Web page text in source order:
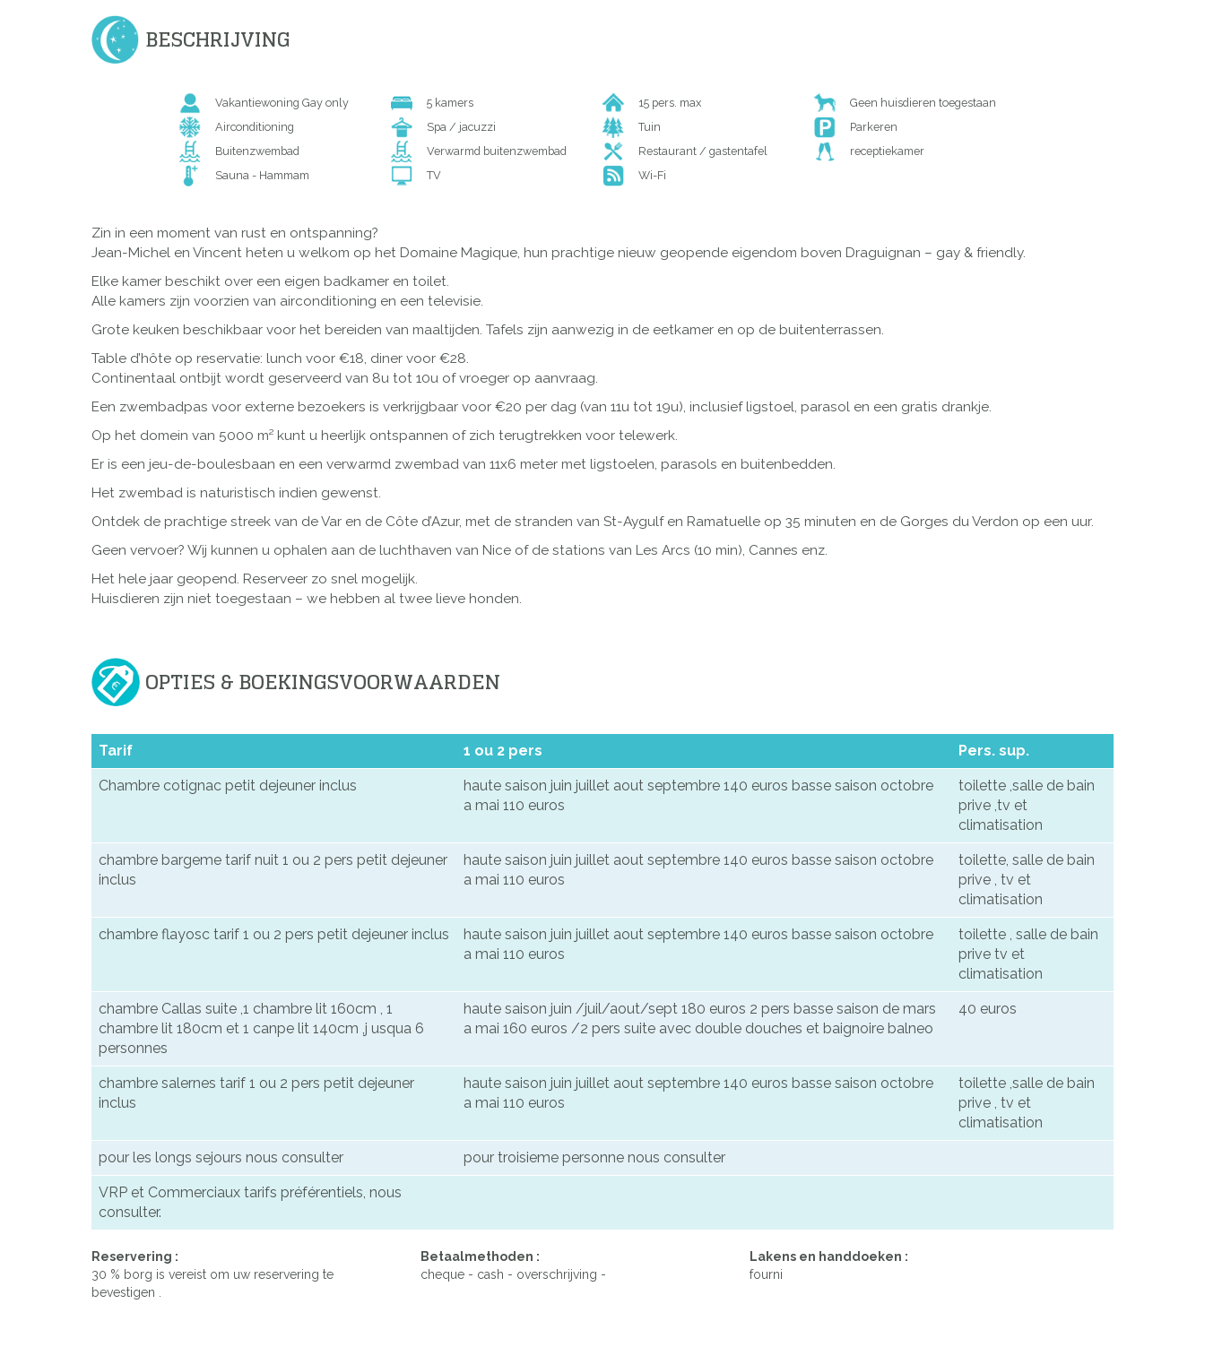
BESCHRIJVING
Vakantiewoning Gay only 5 kamers 15 pers. max
Geen huisdieren toegestaan
Airconditioning
Spa / jacuzzi Tuin
Parkeren
Buitenzwembad
Verwarmd buitenzwembad Restaurant / gastentafel
receptiekamer
Sauna - Hammam
TV Wi-Fi
Zin in een moment van rust en ontspanning?
Jean-Michel en Vincent heten u welkom op het Domaine Magique, hun prachtige nieuw geopende eigendom boven Draguignan – gay & friendly.
Elke kamer beschikt over een eigen badkamer en toilet.
Alle kamers zijn voorzien van airconditioning en een televisie.
Grote keuken beschikbaar voor het bereiden van maaltijden. Tafels zijn aanwezig in de eetkamer en op de buitenterrassen.
Table d’hôte op reservatie: lunch voor €18, diner voor €28.
Continentaal ontbijt wordt geserveerd van 8u tot 10u of vroeger op aanvraag.
Een zwembadpas voor externe bezoekers is verkrijgbaar voor €20 per dag (van 11u tot 19u), inclusief ligstoel, parasol en een gratis drankje.
Op het domein van 5000 m² kunt u heerlijk ontspannen of zich terugtrekken voor telewerk.
Er is een jeu-de-boulesbaan en een verwarmd zwembad van 11x6 meter met ligstoelen, parasols en buitenbedden.
Het zwembad is naturistisch indien gewenst.
Ontdek de prachtige streek van de Var en de Côte d’Azur, met de stranden van St-Aygulf en Ramatuelle op 35 minuten en de Gorges du Verdon op een uur.
Geen vervoer? Wij kunnen u ophalen aan de luchthaven van Nice of de stations van Les Arcs (10 min), Cannes enz.
Het hele jaar geopend. Reserveer zo snel mogelijk.
Huisdieren zijn niet toegestaan – we hebben al twee lieve honden.
OPTIES & BOEKINGSVOORWAARDEN
Tarif 1 ou 2 pers Pers. sup.
Chambre cotignac petit dejeuner inclus
haute saison juin juillet aout septembre 140 euros basse saison octobre
a mai 110 euros
toilette ,salle de bain
prive ,tv et
climatisation
chambre bargeme tarif nuit 1 ou 2 pers petit dejeuner
inclus
haute saison juin juillet aout septembre 140 euros basse saison octobre
a mai 110 euros
toilette, salle de bain
prive , tv et
climatisation
chambre flayosc tarif 1 ou 2 pers petit dejeuner inclus
haute saison juin juillet aout septembre 140 euros basse saison octobre
a mai 110 euros
toilette , salle de bain
prive tv et
climatisation
chambre Callas suite ,1 chambre lit 160cm , 1
chambre lit 180cm et 1 canpe lit 140cm ,j usqua 6
personnes
haute saison juin /juil/aout/sept 180 euros 2 pers basse saison de mars
a mai 160 euros /2 pers suite avec double douches et baignoire balneo
40 euros
chambre salernes tarif 1 ou 2 pers petit dejeuner
inclus
haute saison juin juillet aout septembre 140 euros basse saison octobre
a mai 110 euros
toilette ,salle de bain
prive , tv et
climatisation
pour les longs sejours nous consulter pour troisieme personne nous consulter
VRP et Commerciaux tarifs préférentiels, nous
consulter.
Reservering :
30 % borg is vereist om uw reservering te
bevestigen .
Betaalmethoden :
cheque - cash - overschrijving -
Lakens en handdoeken :
fourni